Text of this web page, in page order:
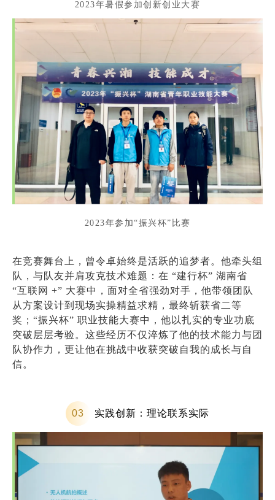
2023年暑假参加创新创业大赛
2023年参加“振兴杯”比赛
在竞赛舞台上，曾令卓始终是活跃的追梦者。他牵头组
队，与队友并肩攻克技术难题：在 “建行杯” 湖南省
“互联网 +” 大赛中，面对全省强劲对手，他带领团队
从方案设计到现场实操精益求精，最终斩获省二等
奖；“振兴杯” 职业技能大赛中，他以扎实的专业功底
突破层层考验。这些经历不仅淬炼了他的技术能力与团
队协作力，更让他在挑战中收获突破自我的成长与自
信。
03 实践创新：理论联系实际